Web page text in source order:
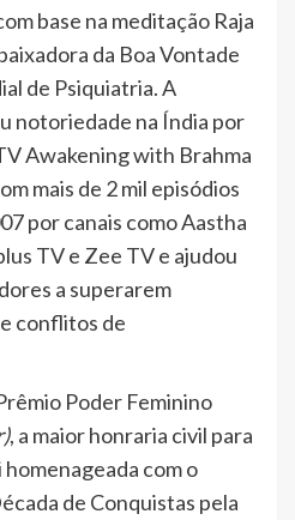
base na meditação Raja
da Boa Vontade
de Psiquiatria. A
notoriedade na Índia por
Awakening with Brahma
mais de 2 mil episódios
por canais como Aastha
TV e Zee TV e ajudou
a superarem
conflitos de
Poder Feminino
, a maior honraria civil para
com o
de Conquistas pela